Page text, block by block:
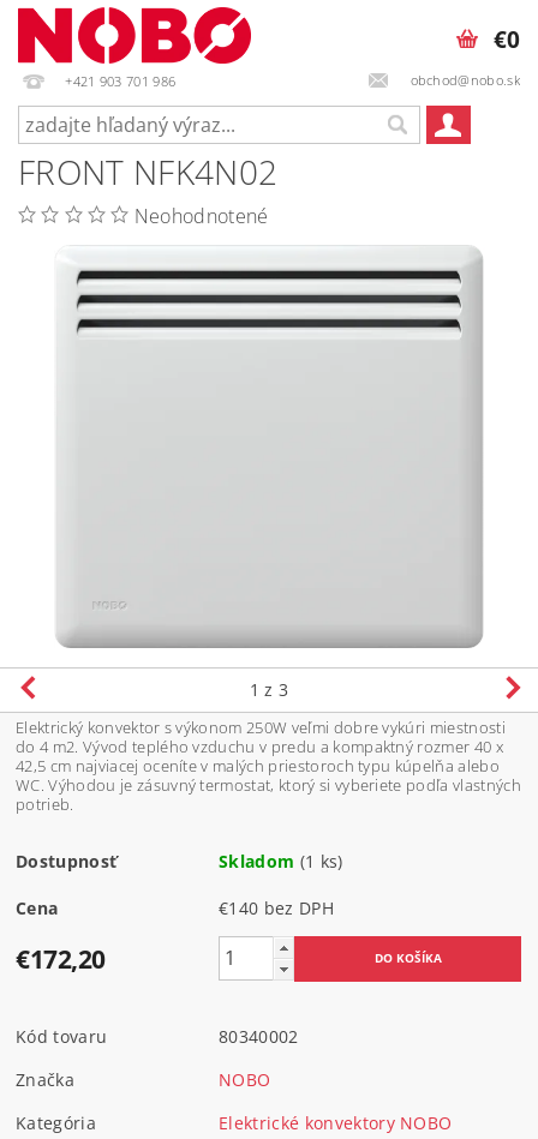
+421 903 701 986 obchod@nobo.sk
€0
FRONT NFK4N02
Neohodnotené
1 z 3
Elektrický konvektor s výkonom 250W veľmi dobre vykúri miestnosti
do 4 m2. Vývod teplého vzduchu v predu a kompaktný rozmer 40 x
42,5 cm najviacej oceníte v malých priestoroch typu kúpelňa alebo
WC. Výhodou je zásuvný termostat, ktorý si vyberiete podľa vlastných
potrieb.
Dostupnosť Skladom (1 ks)
Cena €140 bez DPH
€172,20
Kód tovaru
80340002
Značka
NOBO
Kategória
Elektrické konvektory NOBO